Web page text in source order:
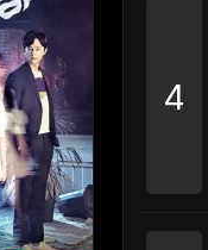
4